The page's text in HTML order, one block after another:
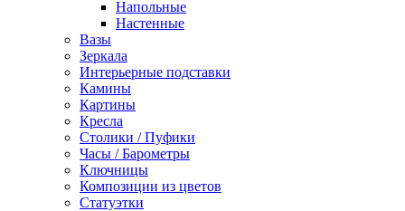
Напольные
Настенные
Вазы
Зеркала
Интерьерные подставки
Камины
Картины
Кресла
Столики / Пуфики
Часы / Барометры
Ключницы
Композиции из цветов
Статуэтки